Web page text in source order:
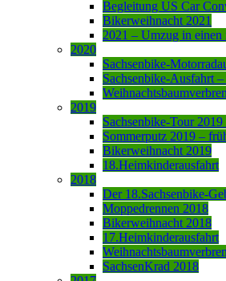
Begleitung US Car
Bikerweihnacht 2021
2021 – Umzug in einen
2020
Sachsenbike-
Sachsenbike-Ausfahrt
2019
Sachsenbike-Tour
Sommerputz 2019 –
Bikerweihnacht 2019
18.Heimkinderausfahrt
2018
Der 18.Sachsenbike-
Moppedrennen 2018
Bikerweihnacht 2018
17.Heimkinderausfahrt
SachsenKrad 2018